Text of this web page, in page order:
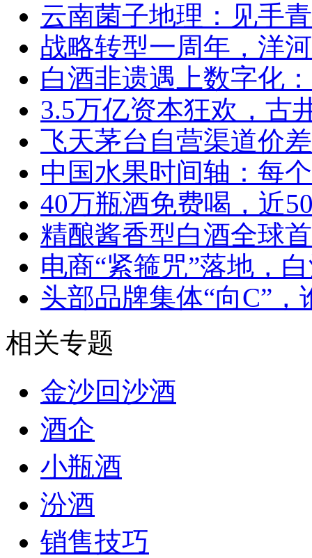
云南菌子地理：见手
战略转型一周年，洋
白酒非遗遇上数字化
3.5万亿资本狂欢，古
飞天茅台自营渠道价
中国水果时间轴：每
40万瓶酒免费喝，近
精酿酱香型白酒全球
电商“紧箍咒”落地，
头部品牌集体“向C”，
相关专题
金沙回沙酒
酒企
小瓶酒
汾酒
销售技巧